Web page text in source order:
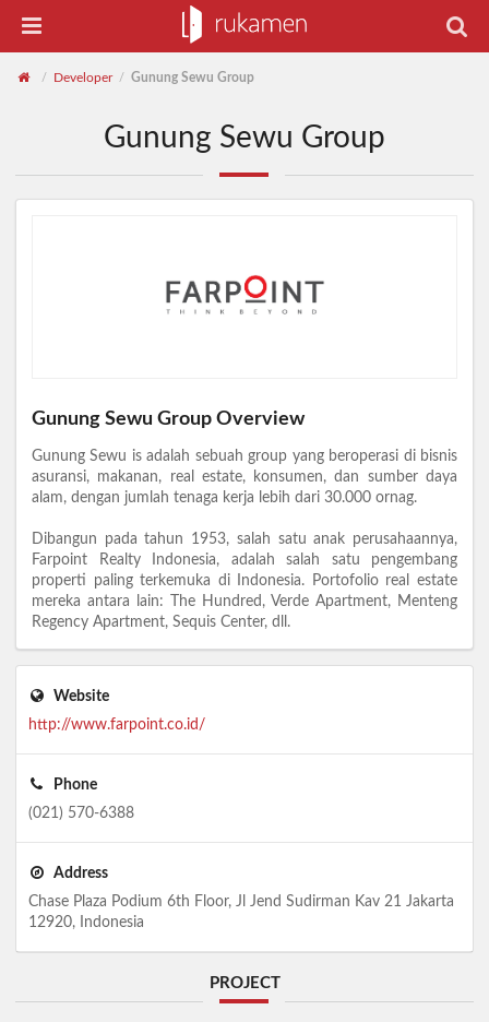
/ Developer / Gunung Sewu Group
Gunung Sewu Group
Gunung Sewu Group Overview
Gunung Sewu is adalah sebuah group yang beroperasi di bisnis
asuransi, makanan, real estate, konsumen, dan sumber daya
alam, dengan jumlah tenaga kerja lebih dari 30.000 ornag.
Dibangun pada tahun 1953, salah satu anak perusahaannya,
Farpoint Realty Indonesia, adalah salah satu pengembang
properti paling terkemuka di Indonesia. Portofolio real estate
mereka antara lain: The Hundred, Verde Apartment, Menteng
Regency Apartment, Sequis Center, dll.
Website
http://www.farpoint.co.id/
Phone
(021) 570-6388
Address
Chase Plaza Podium 6th Floor, Jl Jend Sudirman Kav 21 Jakarta
12920, Indonesia
PROJECT